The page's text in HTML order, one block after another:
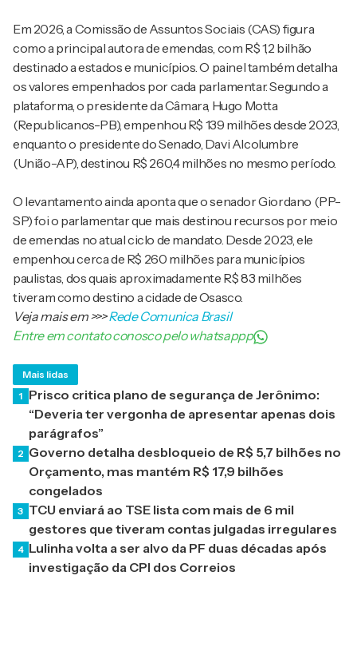
Em 2026, a Comissão de Assuntos Sociais (CAS) figura
como a principal autora de emendas, com R$ 1,2 bilhão
destinado a estados e municípios. O painel também detalha
os valores empenhados por cada parlamentar. Segundo a
plataforma, o presidente da Câmara, Hugo Motta
(Republicanos-PB), empenhou R$ 139 milhões desde 2023,
enquanto o presidente do Senado, Davi Alcolumbre
(União-AP), destinou R$ 260,4 milhões no mesmo período.
O levantamento ainda aponta que o senador Giordano (PP-
SP) foi o parlamentar que mais destinou recursos por meio
de emendas no atual ciclo de mandato. Desde 2023, ele
empenhou cerca de R$ 260 milhões para municípios
paulistas, dos quais aproximadamente R$ 83 milhões
tiveram como destino a cidade de Osasco.
Veja mais em>>>Rede Comunica Brasil
Entre em contato conosco pelo whatsappp
Mais lidas
1 Prisco critica plano de segurança de Jerônimo:
“Deveria ter vergonha de apresentar apenas dois
parágrafos”
2 Governo detalha desbloqueio de R$ 5,7 bilhões no
Orçamento, mas mantém R$ 17,9 bilhões
congelados
3 TCU enviará ao TSE lista com mais de 6 mil
gestores que tiveram contas julgadas irregulares
4 Lulinha volta a ser alvo da PF duas décadas após
investigação da CPI dos Correios